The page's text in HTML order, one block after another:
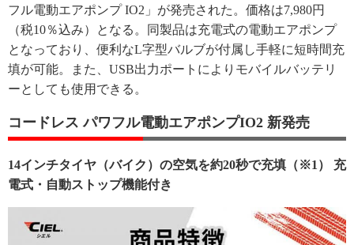
フル電動エアポンプ IO2」が発売された。価格は7,980円
（税10％込み）となる。同製品は充電式の電動エアポンプ
となっており、便利なL字型バルブが付属し手軽に短時間充
填が可能。また、USB出力ポートによりモバイルバッテリ
ーとしても使用できる。
コードレス パワフル電動エアポンプIO2 新発売
14インチタイヤ（バイク）の空気を約20秒で充填（※1） 充
電式・自動ストップ機能付き